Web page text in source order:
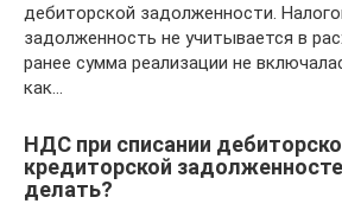
дебиторской задолженности.
задолженность не учитывается в
ранее сумма реализации не
как…
НДС при списании
кредиторской
делать?